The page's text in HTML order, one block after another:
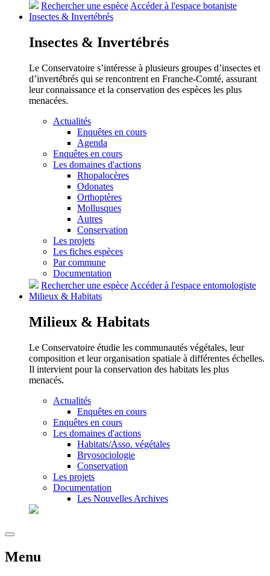
Rechercher une espèceAccéder à l'espace botaniste
Insectes & Invertébrés
Insectes & Invertébrés
Le Conservatoire s’intéresse à plusieurs groupes d’insectes et
d’invertébrés qui se rencontrent en Franche-Comté, assurant
leur connaissance et la conservation des espèces les plus
menacées.
Actualités
Enquêtes en cours
Agenda
Enquêtes en cours
Les domaines d'actions
Rhopalocères
Odonates
Orthoptères
Mollusques
Autres
Conservation
Les projets
Les fiches espèces
Par commune
Documentation
Rechercher une espèce Accéder à l'espace entomologiste
Milieux & Habitats
Milieux & Habitats
Le Conservatoire étudie les communautés végétales, leur
composition et leur organisation spatiale à différentes échelles.
Il intervient pour la conservation des habitats les plus
menacés.
Actualités
Enquêtes en cours
Enquêtes en cours
Les domaines d'actions
Habitats/Asso. végétales
Bryosociologie
Conservation
Les projets
Documentation
Les Nouvelles Archives
Menu